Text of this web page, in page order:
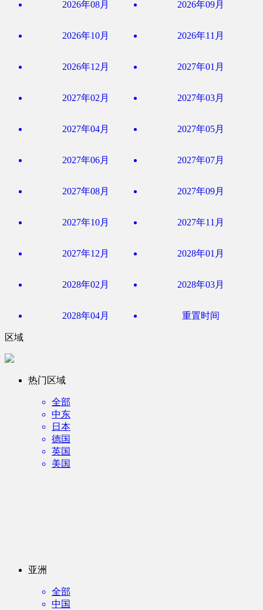
2026年08月 2026年09月
2026年10月 2026年11月
2026年12月 2027年01月
2027年02月 2027年03月
2027年04月 2027年05月
2027年06月 2027年07月
2027年08月 2027年09月
2027年10月 2027年11月
2027年12月 2028年01月
2028年02月 2028年03月
2028年04月 重置时间
区域
热门区域
全部
中东
日本
德国
英国
美国
亚洲
全部
中国